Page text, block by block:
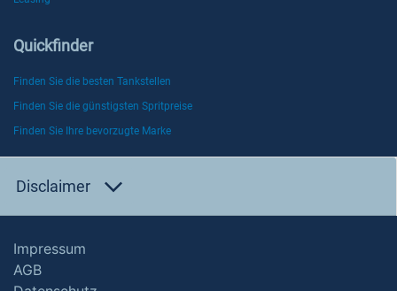
Quickfinder
Finden Sie die besten Tankstellen
Finden Sie die günstigsten Spritpreise
Finden Sie Ihre bevorzugte Marke
Disclaimer
Impressum
AGB